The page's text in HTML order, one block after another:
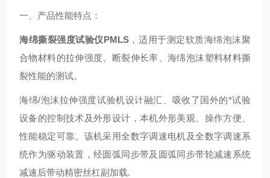
一、 产品性能特点：
海绵撕裂强度试验仪PMLS，适用于测定软质海绵泡沫聚
合物材料的拉伸强度、断裂伸长率、海绵泡沫塑料材料撕
裂性能的测试。
海绵/泡沫拉伸强度试验机设计融汇、吸收了国外的*试验
设备的控制技术及外形设计，本机外形美观、操作方便、
性能稳定可靠。该机采用全数字调速电机及全数字调速系
统作为驱动装置，经圆弧同步带及圆弧同步带轮减速系统
减速后带动精密丝杠副加载.